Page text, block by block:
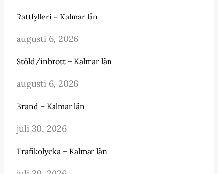
Rattfylleri – Kalmar län
augusti 6, 2026
Stöld/inbrott – Kalmar län
augusti 6, 2026
Brand – Kalmar län
juli 30, 2026
Trafikolycka – Kalmar län